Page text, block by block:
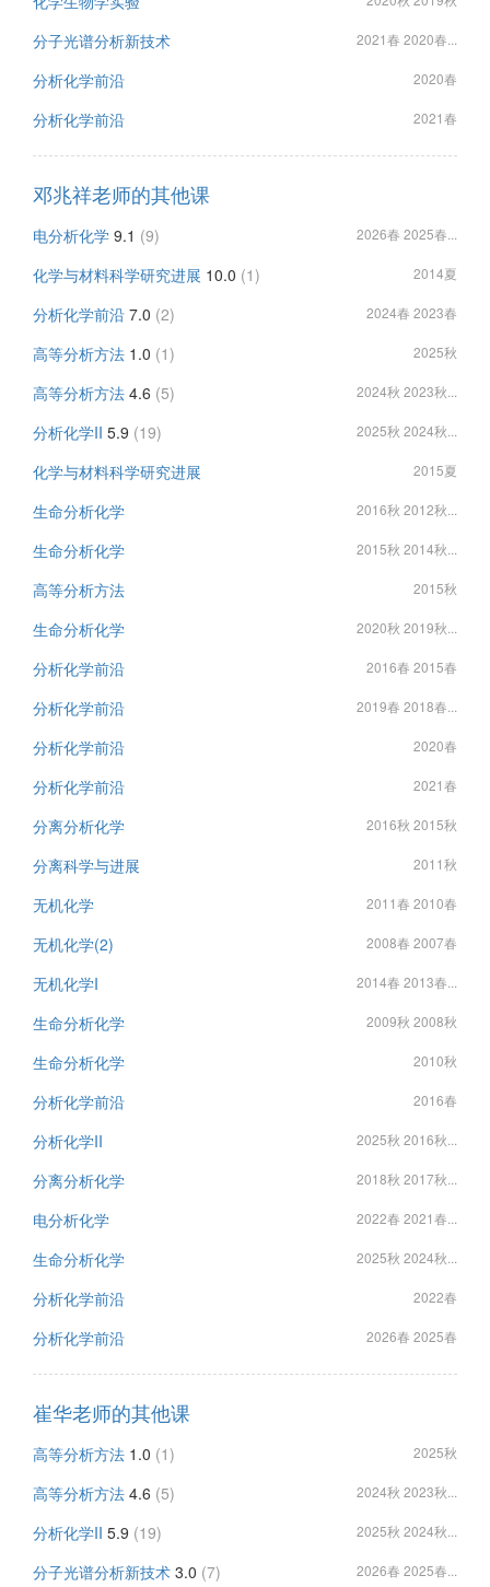
分子光谱分析新技术 2021春 2020春...
分析化学前沿 2020春
分析化学前沿 2021春
邓兆祥老师的其他课
电分析化学 9.1 (9) 2026春 2025春...
化学与材料科学研究进展 10.0 (1) 2014夏
分析化学前沿 7.0 (2) 2024春 2023春
高等分析方法 1.0 (1) 2025秋
高等分析方法 4.6 (5) 2024秋 2023秋...
分析化学II 5.9 (19) 2025秋 2024秋...
化学与材料科学研究进展 2015夏
生命分析化学 2016秋 2012秋...
生命分析化学 2015秋 2014秋...
高等分析方法 2015秋
生命分析化学 2020秋 2019秋...
分析化学前沿 2016春 2015春
分析化学前沿 2019春 2018春...
分析化学前沿 2020春
分析化学前沿 2021春
分离分析化学 2016秋 2015秋
分离科学与进展 2011秋
无机化学 2011春 2010春
无机化学(2) 2008春 2007春
无机化学I 2014春 2013春...
生命分析化学 2009秋 2008秋
生命分析化学 2010秋
分析化学前沿 2016春
分析化学II 2025秋 2016秋...
分离分析化学 2018秋 2017秋...
电分析化学 2022春 2021春...
生命分析化学 2025秋 2024秋...
分析化学前沿 2022春
分析化学前沿 2026春 2025春
崔华老师的其他课
高等分析方法 1.0 (1) 2025秋
高等分析方法 4.6 (5) 2024秋 2023秋...
分析化学II 5.9 (19) 2025秋 2024秋...
分子光谱分析新技术 3.0 (7) 2026春 2025春...